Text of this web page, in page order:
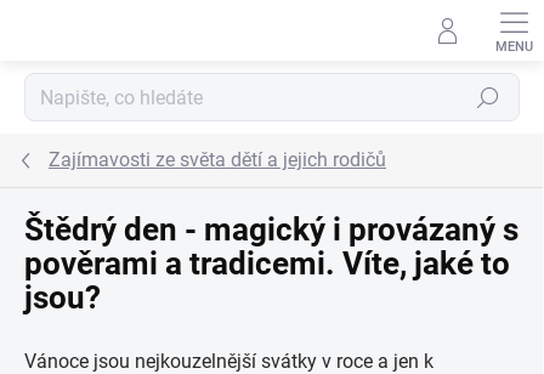
Hledat
Zajímavosti ze světa dětí a jejich rodičů
Štědrý den - magický i provázaný s
pověrami a tradicemi. Víte, jaké to
jsou?
Vánoce jsou nejkouzelnější svátky v roce a jen k